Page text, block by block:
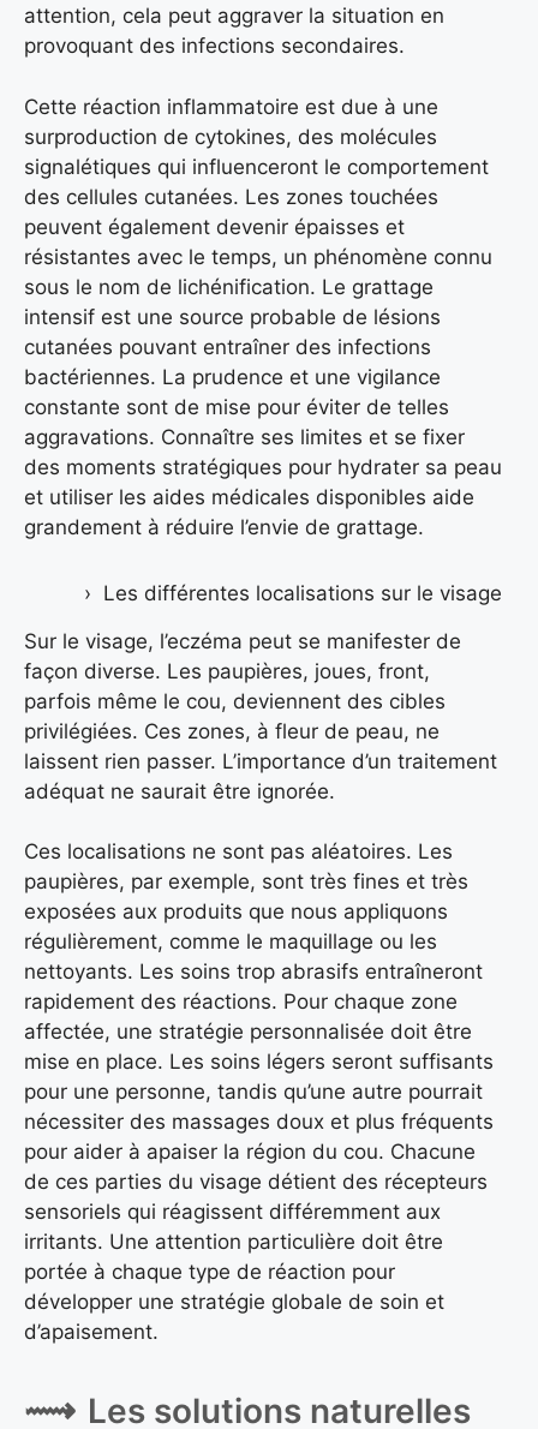
attention, cela peut aggraver la situation en
provoquant des infections secondaires.
Cette réaction inflammatoire est due à une
surproduction de cytokines, des molécules
signalétiques qui influenceront le comportement
des cellules cutanées. Les zones touchées
peuvent également devenir épaisses et
résistantes avec le temps, un phénomène connu
sous le nom de lichénification. Le grattage
intensif est une source probable de lésions
cutanées pouvant entraîner des infections
bactériennes. La prudence et une vigilance
constante sont de mise pour éviter de telles
aggravations. Connaître ses limites et se fixer
des moments stratégiques pour hydrater sa peau
et utiliser les aides médicales disponibles aide
grandement à réduire l’envie de grattage.
Les différentes localisations sur le visage
Sur le visage, l’eczéma peut se manifester de
façon diverse. Les paupières, joues, front,
parfois même le cou, deviennent des cibles
privilégiées. Ces zones, à fleur de peau, ne
laissent rien passer. L’importance d’un traitement
adéquat ne saurait être ignorée.
Ces localisations ne sont pas aléatoires. Les
paupières, par exemple, sont très fines et très
exposées aux produits que nous appliquons
régulièrement, comme le maquillage ou les
nettoyants. Les soins trop abrasifs entraîneront
rapidement des réactions. Pour chaque zone
affectée, une stratégie personnalisée doit être
mise en place. Les soins légers seront suffisants
pour une personne, tandis qu’une autre pourrait
nécessiter des massages doux et plus fréquents
pour aider à apaiser la région du cou. Chacune
de ces parties du visage détient des récepteurs
sensoriels qui réagissent différemment aux
irritants. Une attention particulière doit être
portée à chaque type de réaction pour
développer une stratégie globale de soin et
d’apaisement.
Les solutions naturelles